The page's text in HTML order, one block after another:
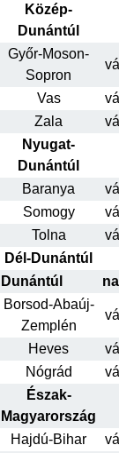
Közép-
Dunántúl
Győr-Moson-
Sopron
Vas
Zala
Nyugat-
Dunántúl
Baranya
Somogy
Tolna
Dél-Dunántúl
Dunántúl
Borsod-Abaúj-
Zemplén
Heves
Nógrád
Észak-
Magyarország
Hajdú-Bihar